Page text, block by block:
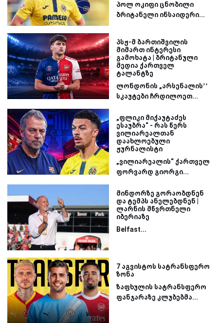
პოლ ოკიფი ცნობილი
ბრიტანელი ინსაიდერი...
პსჟ-მ ბართიშვილის
მიმართ ინტერესი
გამოხატა | ბრიტანული
მედია ქართველ
ტალანტზე
ლონდონის „არსენალის’’
სკაუტები ჩრდილოეთ...
„ფლიკი მიქაუტაძეს
ესაუბრა“ - რას წერს
ვილიარეალთან
დაახლოებული
ჟურნალისტი
„ვილიარეალის“ ქართველ
ფორვარდ გიორგი...
მინდორზე გორაობდნენ
და ტემპს ანელებდნენ |
ლარნის მწვრთნელი
იბერიაზე
Belfast...
7 აგვისტოს სატრანსფერო
ზონა
ზაფხულის სატრანსფერო
ფანჯარაზე კლუბებმა...